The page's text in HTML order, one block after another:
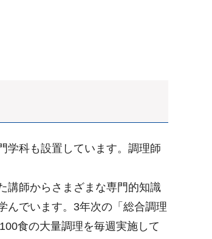
学科も設置しています。調理師
講師からさまざまな専門的知識
んでいます。3年次の「総合調理
食の大量調理を毎週実施して